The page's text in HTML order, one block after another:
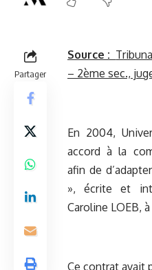
Partager
Source :
– 2ème sec.,
En 2004,
accord à la
afin de
», écrite et
Caroline LOEB,
Ce contrat avait